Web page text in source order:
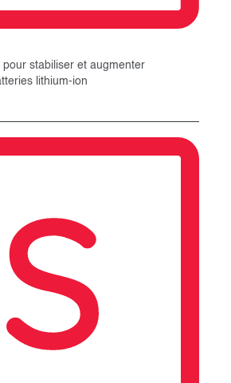
pour stabiliser et augmenter
lithium-ion